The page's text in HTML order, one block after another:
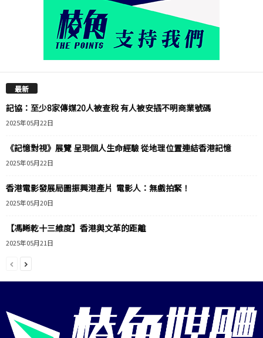
最新
記協：至少8家傳媒20人被查稅 有人被安插不明商業號碼
2025年05月22日
《記憶對視》展覽 呈現個人生命經驗 從地理位置連結香港記憶
2025年05月22日
香港電影發展局圖振興港產片 電影人：無戲拍緊！
2025年05月20日
【馮睎乾十三維度】香港與文革的距離
2025年05月21日